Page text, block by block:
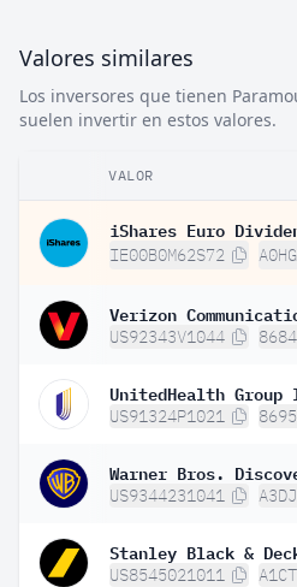
Valores similares
Los inversores que tienen
suelen invertir en estos valores.
VALOR
iShares Euro
IE00B0M62S72
Verizon
US92343V1044
UnitedHealth Group
US91324P1021
Warner Bros.
US9344231041
Stanley Black &
US8545021011